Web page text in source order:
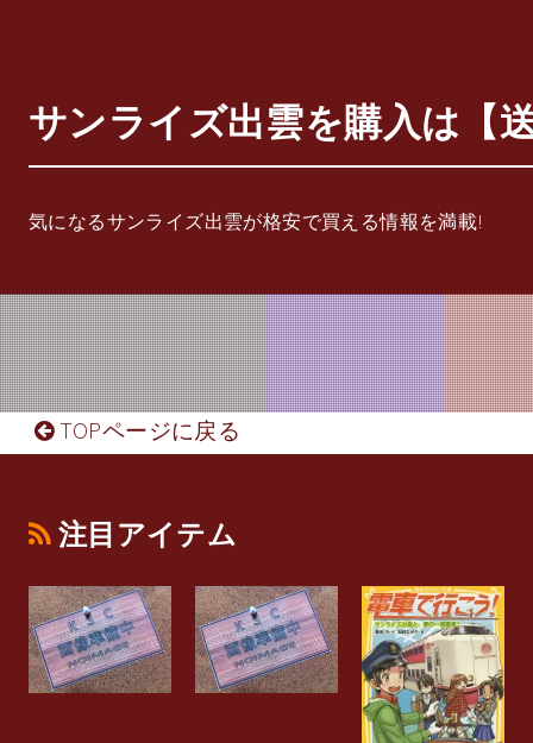
サンライズ出雲を購入は【
気になるサンライズ出雲が格安で買える情報を満載!
TOPページに戻る
注目アイテム